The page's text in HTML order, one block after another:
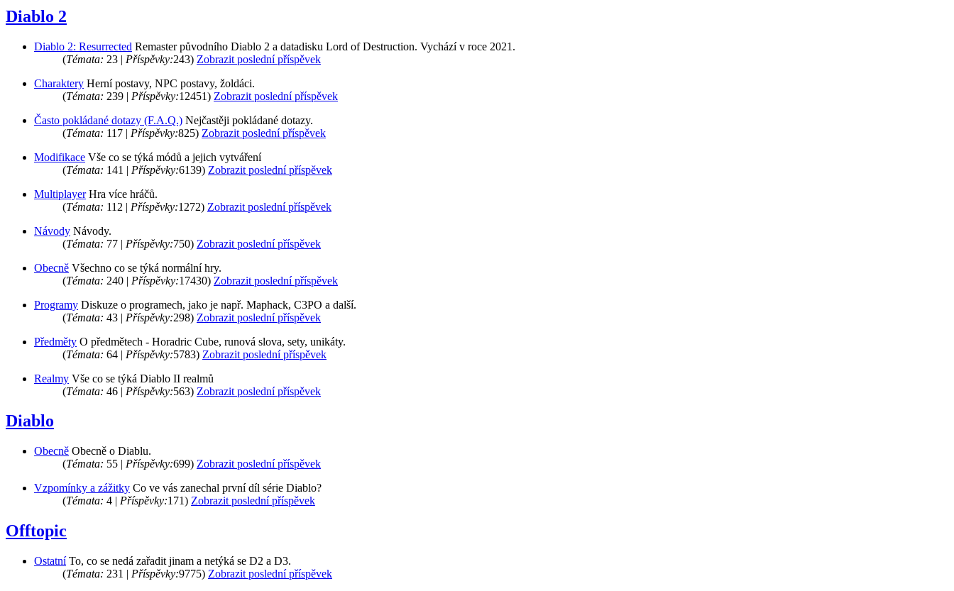
Diablo 2
Diablo 2: Resurrected Remaster původního Diablo 2 a datadisku Lord of Destruction. Vychází v roce 2021.
(Témata: 23 | Příspěvky:243) Zobrazit poslední příspěvek
Charaktery Herní postavy, NPC postavy, žoldáci.
(Témata: 239 | Příspěvky:12451) Zobrazit poslední příspěvek
Často pokládané dotazy (F.A.Q.) Nejčastěji pokládané dotazy.
(Témata: 117 | Příspěvky:825) Zobrazit poslední příspěvek
Modifikace Vše co se týká módů a jejich vytváření
(Témata: 141 | Příspěvky:6139) Zobrazit poslední příspěvek
Multiplayer Hra více hráčů.
(Témata: 112 | Příspěvky:1272) Zobrazit poslední příspěvek
Návody Návody.
(Témata: 77 | Příspěvky:750) Zobrazit poslední příspěvek
Obecně Všechno co se týká normální hry.
(Témata: 240 | Příspěvky:17430) Zobrazit poslední příspěvek
Programy Diskuze o programech, jako je např. Maphack, C3PO a další.
(Témata: 43 | Příspěvky:298) Zobrazit poslední příspěvek
Předměty O předmětech - Horadric Cube, runová slova, sety, unikáty.
(Témata: 64 | Příspěvky:5783) Zobrazit poslední příspěvek
Realmy Vše co se týká Diablo II realmů
(Témata: 46 | Příspěvky:563) Zobrazit poslední příspěvek
Diablo
Obecně Obecně o Diablu.
(Témata: 55 | Příspěvky:699) Zobrazit poslední příspěvek
Vzpomínky a zážitky Co ve vás zanechal první díl série Diablo?
(Témata: 4 | Příspěvky:171) Zobrazit poslední příspěvek
Offtopic
Ostatní To, co se nedá zařadit jinam a netýká se D2 a D3.
(Témata: 231 | Příspěvky:9775) Zobrazit poslední příspěvek